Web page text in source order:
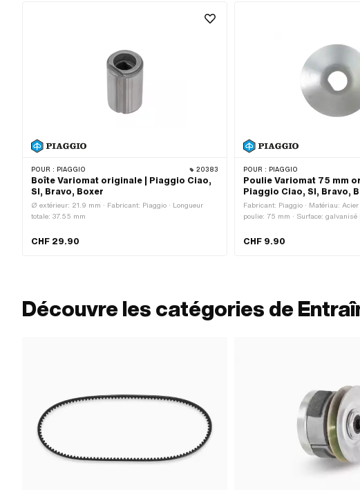
POUR : PIAGGIO 20383
Boîte Variomat originale | Piaggio Ciao,
SI, Bravo, Boxer
Ø extérieur: 21.9 mm · Fabricant: Piaggio · Longueur
totale: 37.55 mm
CHF 29.90
POUR : PIAGGIO
Poulie Variomat 75 mm
Piaggio Ciao, SI, Bravo,
Fabricant: Piaggio · Matériau:
poulie: 75 mm · Surface: galvanisé
CHF 9.90
Découvre les catégories de